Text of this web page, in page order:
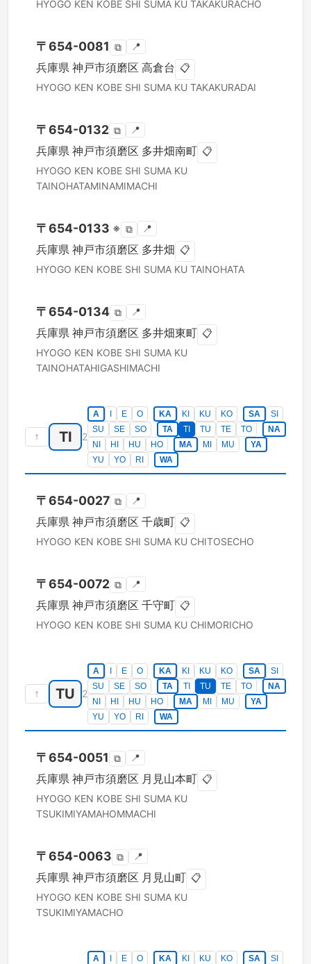
HYOGO KEN KOBE SHI SUMA KU TAKAKURACHO
〒654-0081 ⧉ 📍
兵庫県 神戸市須磨区 高倉台 📋
HYOGO KEN KOBE SHI SUMA KU TAKAKURADAI
〒654-0132 ⧉ 📍
兵庫県 神戸市須磨区 多井畑南町 📋
HYOGO KEN KOBE SHI SUMA KU
TAINOHATAMINAMIMACHI
〒654-0133 ※ ⧉ 📍
兵庫県 神戸市須磨区 多井畑 📋
HYOGO KEN KOBE SHI SUMA KU TAINOHATA
〒654-0134 ⧉ 📍
兵庫県 神戸市須磨区 多井畑東町 📋
HYOGO KEN KOBE SHI SUMA KU
TAINOHATAHIGASHIMACHI
↑ TI 2
A E O KA KI KU KO SA
SI
SU
SE SO TA TI TU TE TO
NA
NI
HI HU HO MA MI MU
YA
YU
YO RI WA
〒654-0027 ⧉ 📍
兵庫県 神戸市須磨区 千歳町 📋
HYOGO KEN KOBE SHI SUMA KU CHITOSECHO
〒654-0072 ⧉ 📍
兵庫県 神戸市須磨区 千守町 📋
HYOGO KEN KOBE SHI SUMA KU CHIMORICHO
↑ TU 2
A E O KA KI KU KO SA
SI
SU
SE SO TA TI TU TE TO
NA
NI
HI HU HO MA MI MU
YA
YU
YO RI WA
〒654-0051 ⧉ 📍
兵庫県 神戸市須磨区 月見山本町 📋
HYOGO KEN KOBE SHI SUMA KU
TSUKIMIYAMAHOMMACHI
〒654-0063 ⧉ 📍
兵庫県 神戸市須磨区 月見山町 📋
HYOGO KEN KOBE SHI SUMA KU
TSUKIMIYAMACHO
A E O KA KI KU KO SA
SI